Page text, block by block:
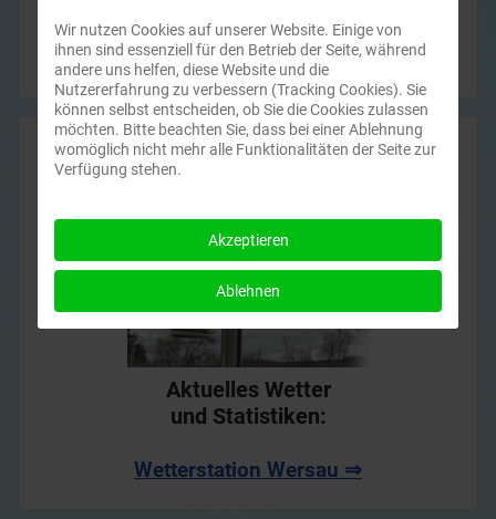
Führungstermin vereinbaren:
Museum@hugv-wersau.de
Aktuelles Wetter
und Statistiken:
Wetterstation Wersau ⇒
Wir nutzen Cookies auf unserer Website. Einige von
ihnen sind essenziell für den Betrieb der Seite, während
andere uns helfen, diese Website und die
Nutzererfahrung zu verbessern (Tracking Cookies). Sie
können selbst entscheiden, ob Sie die Cookies zulassen
möchten. Bitte beachten Sie, dass bei einer Ablehnung
womöglich nicht mehr alle Funktionalitäten der Seite zur
Verfügung stehen.
Akzeptieren
Ablehnen